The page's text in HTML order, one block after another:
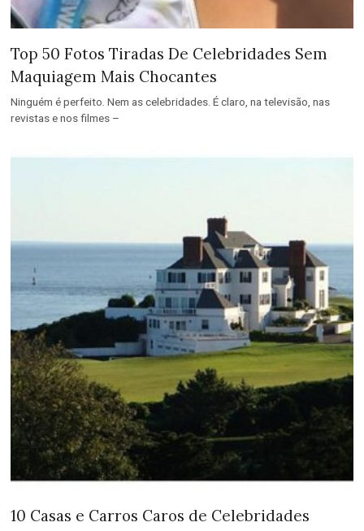
Top 50 Fotos Tiradas De Celebridades Sem
Maquiagem Mais Chocantes
Ninguém é perfeito. Nem as celebridades. É claro, na televisão, nas
revistas e nos filmes –
10 Casas e Carros Caros de Celebridades